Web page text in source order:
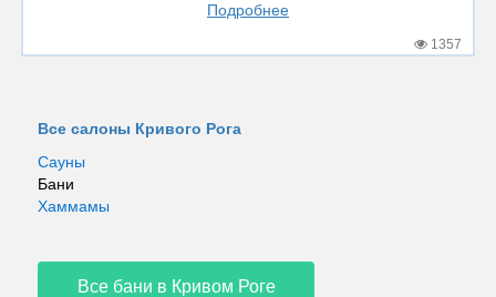
Подробнее
1357
Все салоны Кривого Рога
Сауны
Бани
Хаммамы
Все бани в Кривом Роге